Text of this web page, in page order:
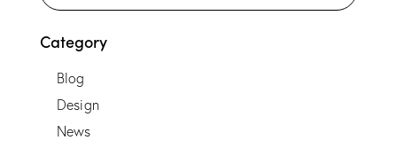
Category
Blog
Design
News